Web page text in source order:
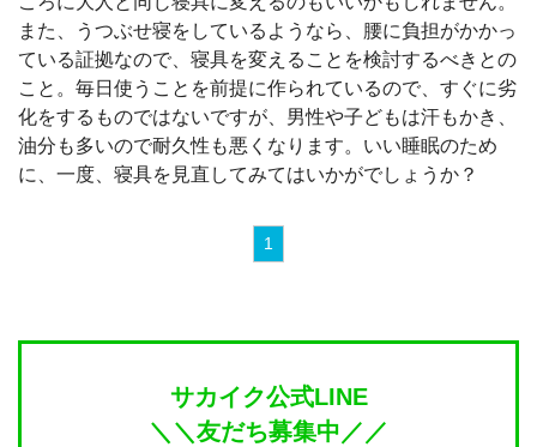
また、うつぶせ寝をしているようなら、腰に負担がかかっ
ている証拠なので、寝具を変えることを検討するべきとの
こと。毎日使うことを前提に作られているので、すぐに劣
化をするものではないですが、男性や子どもは汗もかき、
油分も多いので耐久性も悪くなります。いい睡眠のため
に、一度、寝具を見直してみてはいかがでしょうか？
1
サカイク公式LINE
＼＼友だち募集中／／